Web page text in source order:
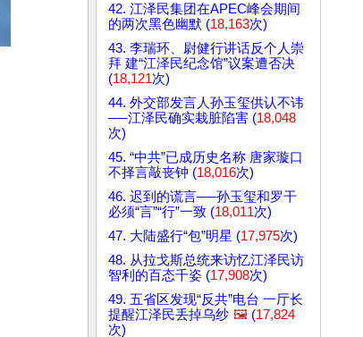
42. 江泽民集团在APEC峰会期间
的两次黑色幽默 (18,163次)
43. 李瑞环、尉健行讲话反个人崇
拜 建“江泽民纪念馆”议案遭否决
(18,121次)
44. 外交部发言人孙玉玺供认不讳
──江泽民确实栽脏陷害 (18,048
次)
45. “中共”已成历史名称 唐家璇口
不择言敲丧钟 (18,016次)
46. 迟到的谎言──孙玉玺和罗干
必须“言”“行”一致 (18,011次)
47. 大陆盛行“包”明星 (17,975次)
48. 从拉戈斯总统来访忆江泽民访
智利的百态千姿 (17,908次)
49. 五省区发现“反共”电台 一厅长
提醒江泽民丢掉乌纱 🖼️ (17,824
次)